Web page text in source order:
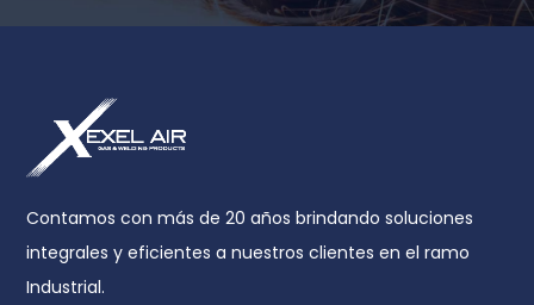
Contamos con más de 20 años brindando soluciones
integrales y eficientes a nuestros clientes en el ramo
Industrial.